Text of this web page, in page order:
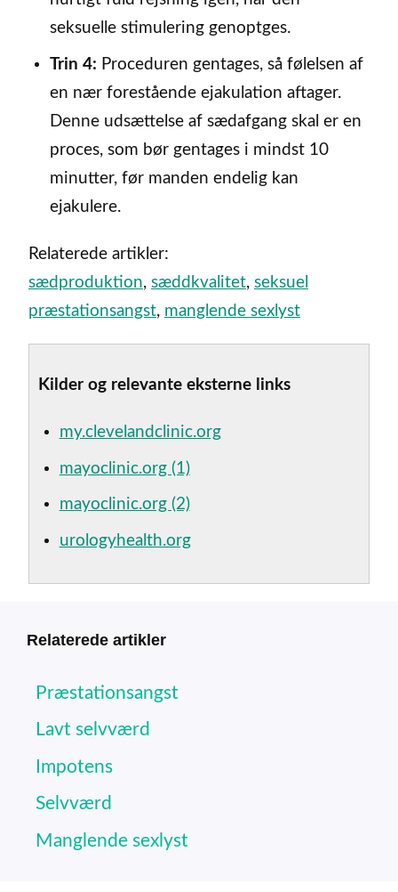
seksuelle stimulering genoptges.
Trin 4: Proceduren gentages, så følelsen af
en nær forestående ejakulation aftager.
Denne udsættelse af sædafgang skal er en
proces, som bør gentages i mindst 10
minutter, før manden endelig kan
ejakulere.
Relaterede artikler:
sædproduktion, sæddkvalitet, seksuel
præstationsangst, manglende sexlyst
Kilder og relevante eksterne links
my.clevelandclinic.org
mayoclinic.org (1)
mayoclinic.org (2)
urologyhealth.org
Relaterede artikler
Præstationsangst
Lavt selvværd
Impotens
Selvværd
Manglende sexlyst